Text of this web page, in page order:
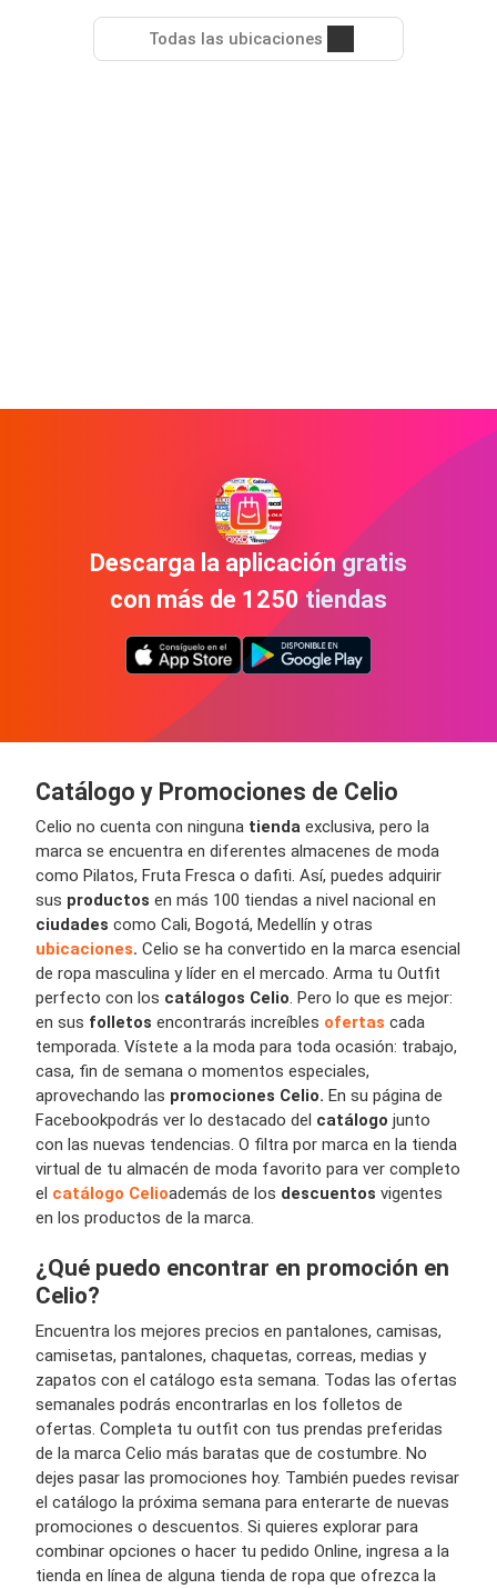
Todas las ubicaciones
Descarga la aplicación gratis
con más de 1250 tiendas
Catálogo y Promociones de Celio
Celio no cuenta con ninguna tienda exclusiva, pero la
marca se encuentra en diferentes almacenes de moda
como Pilatos, Fruta Fresca o dafiti. Así, puedes adquirir
sus productos en más 100 tiendas a nivel nacional en
ciudades como Cali, Bogotá, Medellín y otras
ubicaciones. Celio se ha convertido en la marca esencial
de ropa masculina y líder en el mercado. Arma tu Outfit
perfecto con los catálogos Celio. Pero lo que es mejor:
en sus folletos encontrarás increíbles ofertas cada
temporada. Vístete a la moda para toda ocasión: trabajo,
casa, fin de semana o momentos especiales,
aprovechando las promociones Celio. En su página de
Facebookpodrás ver lo destacado del catálogo junto
con las nuevas tendencias. O filtra por marca en la tienda
virtual de tu almacén de moda favorito para ver completo
el catálogo Celioademás de los descuentos vigentes
en los productos de la marca.
¿Qué puedo encontrar en promoción en
Celio?
Encuentra los mejores precios en pantalones, camisas,
camisetas, pantalones, chaquetas, correas, medias y
zapatos con el catálogo esta semana. Todas las ofertas
semanales podrás encontrarlas en los folletos de
ofertas. Completa tu outfit con tus prendas preferidas
de la marca Celio más baratas que de costumbre. No
dejes pasar las promociones hoy. También puedes revisar
el catálogo la próxima semana para enterarte de nuevas
promociones o descuentos. Si quieres explorar para
combinar opciones o hacer tu pedido Online, ingresa a la
tienda en línea de alguna tienda de ropa que ofrezca la